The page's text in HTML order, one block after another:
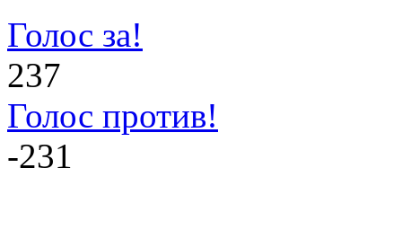
Голос за!
237
Голос против!
-231